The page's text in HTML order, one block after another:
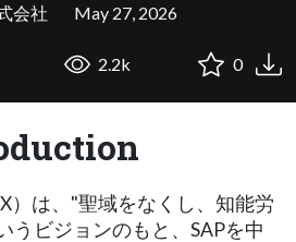
会社 May 27, 2026
2.2k 0
）は、"聖域をなくし、知能労
うビジョンのもと、SAPを中